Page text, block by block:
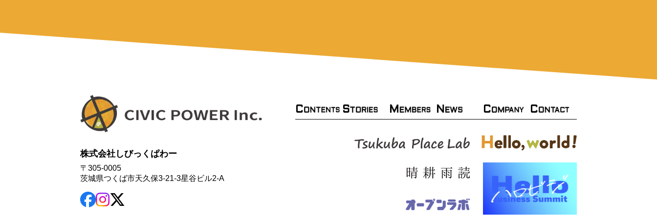
株式会社しびっくぱわー
〒305-0005
茨城県つくば市天久保3-21-3星谷ビル2-A
CONTENTS STORIES MEMBERS NEWS COMPANY CONTACT